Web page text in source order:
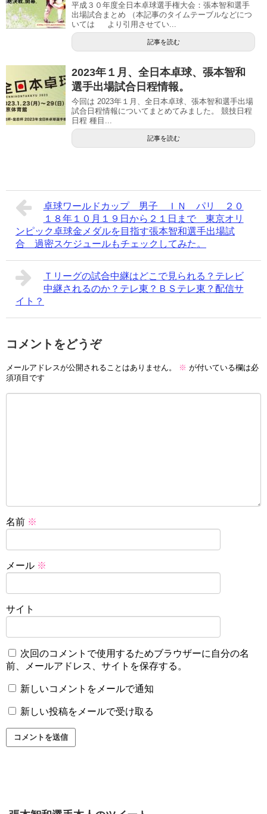
平成３０年度全日本卓球選手権大会：張本智和選手
出場試合まとめ （本記事のタイムテーブルなどにつ
いては より引用させてい...
記事を読む
2023年１月、全日本卓球、張本智和
選手出場試合日程情報。
今回は 2023年１月、全日本卓球、張本智和選手出場
試合日程情報についてまとめてみました。 競技日程
日程 種目...
記事を読む
卓球ワールドカップ 男子 ＩＮ パリ ２０
１８年１０月１９日から２１日まで 東京オリ
ンピック卓球金メダルを目指す張本智和選手出場試
合 過密スケジュールもチェックしてみた。
Ｔリーグの試合中継はどこで見られる？テレビ
中継されるのか？テレ東？ＢＳテレ東？配信サ
イト？
コメントをどうぞ
メールアドレスが公開されることはありません。 ※ が付いている欄は必
須項目です
名前 ※
メール ※
サイト
次回のコメントで使用するためブラウザーに自分の名
前、メールアドレス、サイトを保存する。
新しいコメントをメールで通知
新しい投稿をメールで受け取る